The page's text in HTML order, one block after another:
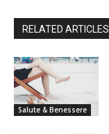
RELATED ARTICLES
Salute & Benessere